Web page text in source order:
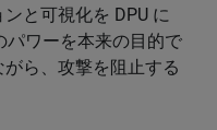
と可視化を DPU に
パワーを本来の目的で
ら、攻撃を阻止する